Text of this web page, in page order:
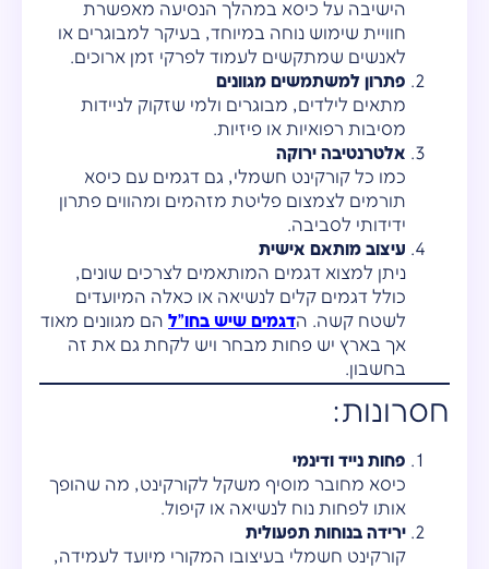
הישיבה על כיסא במהלך הנסיעה מאפשרת
חוויית שימוש נוחה במיוחד, בעיקר למבוגרים או
לאנשים שמתקשים לעמוד לפרקי זמן ארוכים.
פתרון למשתמשים מגוונים
מתאים לילדים, מבוגרים ולמי שזקוק לניידות
מסיבות רפואיות או פיזיות.
אלטרנטיבה ירוקה
כמו כל קורקינט חשמלי, גם דגמים עם כיסא
תורמים לצמצום פליטת מזהמים ומהווים פתרון
ידידותי לסביבה.
עיצוב מותאם אישית
ניתן למצוא דגמים המותאמים לצרכים שונים,
כולל דגמים קלים לנשיאה או כאלה המיועדים
לשטח קשה. הדגמים שיש בחו"ל הם מגוונים מאוד
אך בארץ יש פחות מבחר ויש לקחת גם את זה
בחשבון.
חסרונות:
פחות נייד ודינמי
כיסא מחובר מוסיף משקל לקורקינט, מה שהופך
אותו לפחות נוח לנשיאה או קיפול.
ירידה בנוחות תפעולית
קורקינט חשמלי בעיצובו המקורי מיועד לעמידה,